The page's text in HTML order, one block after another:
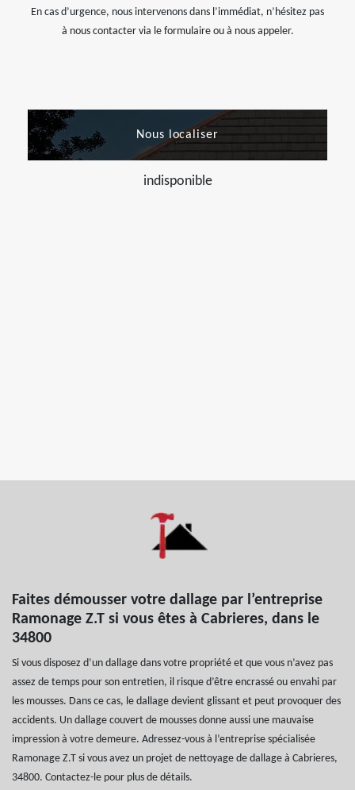
En cas d’urgence, nous intervenons dans l’immédiat, n’hésitez pas
à nous contacter via le formulaire ou à nous appeler.
Nous localiser
indisponible
Faites démousser votre dallage par l’entreprise
Ramonage Z.T si vous êtes à Cabrieres, dans le
34800
Si vous disposez d’un dallage dans votre propriété et que vous n’avez pas
assez de temps pour son entretien, il risque d’être encrassé ou envahi par
les mousses. Dans ce cas, le dallage devient glissant et peut provoquer des
accidents. Un dallage couvert de mousses donne aussi une mauvaise
impression à votre demeure. Adressez-vous à l’entreprise spécialisée
Ramonage Z.T si vous avez un projet de nettoyage de dallage à Cabrieres,
34800. Contactez-le pour plus de détails.